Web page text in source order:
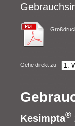
Gehe direkt zu
Kesimpta®